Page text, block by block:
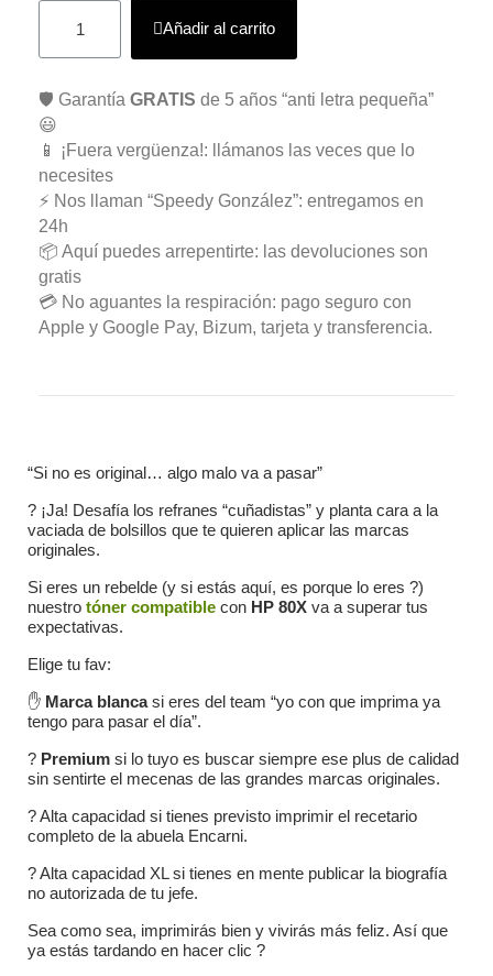
Añadir al carrito
🛡️ Garantía GRATIS de 5 años “anti letra pequeña”
😃
📱 ¡Fuera vergüenza!: llámanos las veces que lo
necesites
⚡ Nos llaman “Speedy González”: entregamos en
24h
📦 Aquí puedes arrepentirte: las devoluciones son
gratis
💳 No aguantes la respiración: pago seguro con
Apple y Google Pay, Bizum, tarjeta y transferencia.
“Si no es original… algo malo va a pasar”
? ¡Ja! Desafía los refranes “cuñadistas” y planta cara a la
vaciada de bolsillos que te quieren aplicar las marcas
originales.
Si eres un rebelde (y si estás aquí, es porque lo eres ?)
nuestro tóner compatible con HP 80X va a superar tus
expectativas.
Elige tu fav:
✋ Marca blancasi eres del team “yo con que imprima ya
tengo para pasar el día”.
? Premium si lo tuyo es buscar siempre ese plus de calidad
sin sentirte el mecenas de las grandes marcas originales.
? Alta capacidad si tienes previsto imprimir el recetario
completo de la abuela Encarni.
? Alta capacidad XL si tienes en mente publicar la biografía
no autorizada de tu jefe.
Sea como sea, imprimirás bien y vivirás más feliz. Así que
ya estás tardando en hacer clic ?